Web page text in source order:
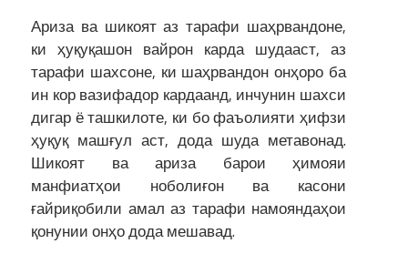
Ариза ва шикоят аз тарафи шаҳрвандоне,
ки ҳуқуқашон вайрон карда шудааст, аз
тарафи шахсоне, ки шаҳрвандон онҳоро ба
ин кор вазифадор кардаанд, инчунин шахси
дигар ё ташкилоте, ки бо фаъолияти ҳифзи
ҳуқуқ машғул аст, дода шуда метавонад.
Шикоят ва ариза барои ҳимояи
манфиатҳои ноболиғон ва касони
ғайриқобили амал аз тарафи намояндаҳои
қонунии онҳо дода мешавад.